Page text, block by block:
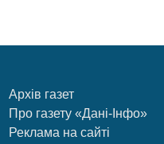
Архів газет
Про газету «Дані-Інфо»
Реклама на сайті